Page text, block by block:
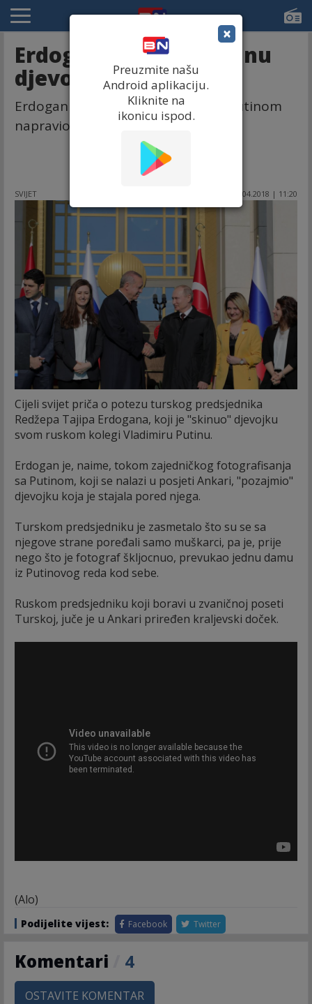
Erdogan "ukrao" Putinu
djevojku
Erdogan tokom fotografisanja sa Putinom
napravio neočekivan potez!
SVIJET 04.04.2018 | 11:20
Cijeli svijet priča o potezu turskog predsjednika
Redžepa Tajipa Erdogana, koji je "skinuo" djevojku
svom ruskom kolegi Vladimiru Putinu.
Erdogan je, naime, tokom zajedničkog fotografisanja
sa Putinom, koji se nalazi u posjeti Ankari, "pozajmio"
djevojku koja je stajala pored njega.
Turskom predsjedniku je zasmetalo što su se sa
njegove strane poređali samo muškarci, pa je, prije
nego što je fotograf škljocnuo, prevukao jednu damu
iz Putinovog reda kod sebe.
Ruskom predsjedniku koji boravi u zvaničnoj poseti
Turskoj, juče je u Ankari priređen kraljevski doček.
(Alo)
Podijelite vijest: Facebook Twitter
Komentari 4
OSTAVITE KOMENTAR
×
Preuzmite našu
Android aplikaciju.
Kliknite na
ikonicu ispod.